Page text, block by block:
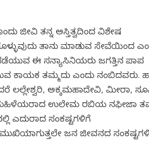
ಜೀವಿ ತನ್ನ ಅಸ್ತಿತ್ವದಿಂದ ವಿಶೇಷ
ತಾನು ಮಾಡುವ ಸೇವೆಯಿಂದ
ಈ ಸನ್ಯಾಸಿನಿಯರು ಜಗತ್ತಿನ ಪಾಪ
ಕಾಯಕ ತಮ್ಮದು ಎಂದು ನಂಬಿದವರು.
ಲಲ್ಲೇಶ್ವರಿ, ಅಕ್ಕಮಹಾದೇವಿ, ಮೀರಾ,
ಉಲೇಮ ರಬಿಯ ನಫೀಜಾ
ಎದುರಾದ ಸಂಕಷ್ಟಗಳಿಗೆ
ಜನ ಜೀವನದ